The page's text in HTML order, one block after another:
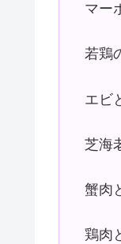
マー
若鶏
エビ
芝海
蟹肉
鶏肉